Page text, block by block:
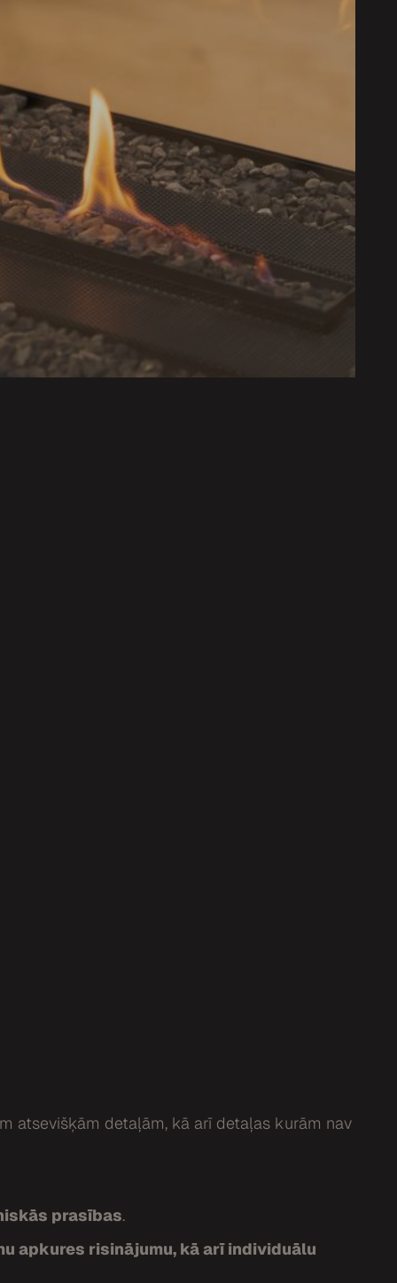
vērā
laikā?
– lai nodrošinātu drošu un efektīvu dūmu
diametra dūmvadu
augstums, telpas platība, grīdas pamatne,
no āra
no sienām un degošiem materiāliem, kā
tiek pielāgots mājas stilam un klienta
atsevišķām detaļām, kā arī detaļas kurām nav
prasības.
apkures risinājumu, kā arī individuālu